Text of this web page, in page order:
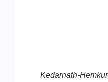
Kedarnath-